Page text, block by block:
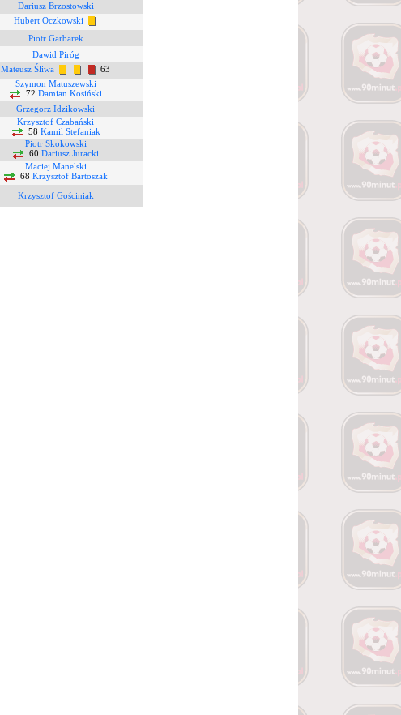
Dariusz Brzostowski
Hubert Oczkowski
Piotr Garbarek
Dawid Piróg
Mateusz Śliwa
63
Szymon Matuszewski
72 Damian Kosiński
Grzegorz Idzikowski
Krzysztof Czabański
58 Kamil Stefaniak
Piotr Skokowski
60 Dariusz Juracki
Maciej Manelski
68 Krzysztof Bartoszak
Krzysztof Gościniak